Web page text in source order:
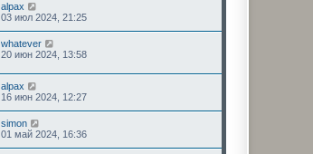
alpax
03 июл 2024, 21:25
whatever
20 июн 2024, 13:58
alpax
16 июн 2024, 12:27
simon
01 май 2024, 16:36